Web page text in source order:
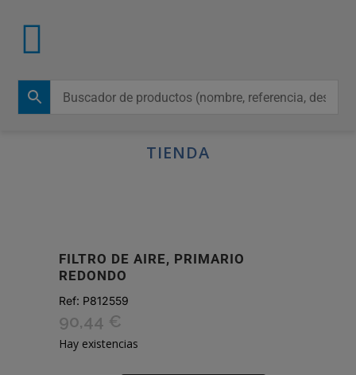
TIENDA
FILTRO DE AIRE, PRIMARIO
REDONDO
Ref: P812559
90,44 €
Hay existencias